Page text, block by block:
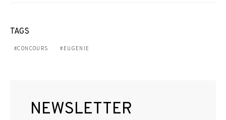
TAGS
CONCOURS EUGENIE
NEWSLETTER